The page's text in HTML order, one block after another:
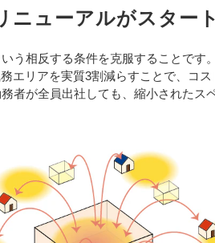
ニューアルがスタート
相反する条件を克服することです
エリアを実質3割減らすことで、コ
者が全員出社しても、縮小されたス